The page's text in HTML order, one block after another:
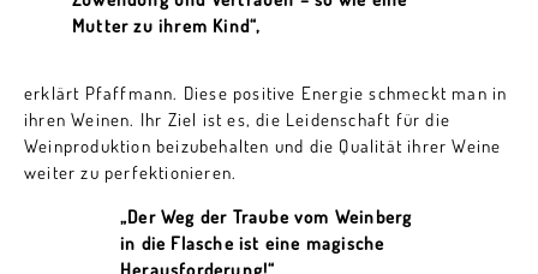
Mutter zu ihrem Kind“,
erklärt Pfaffmann. Diese positive Energie schmeckt man in
ihren Weinen. Ihr Ziel ist es, die Leidenschaft für die
Weinproduktion beizubehalten und die Qualität ihrer Weine
weiter zu perfektionieren.
„Der Weg der Traube vom Weinberg
in die Flasche ist eine magische